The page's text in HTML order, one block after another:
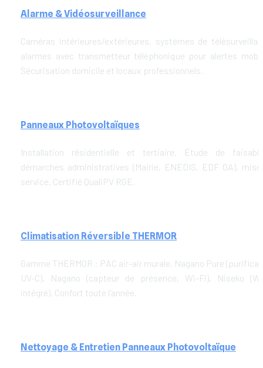
Alarme & Vidéosurveillance
Caméras intérieures/extérieures, systèmes de
alarmes avec transmetteur téléphonique pour alertes
Sécurisation domicile et locaux professionnels.
Panneaux Photovoltaïques
Installation résidentielle et tertiaire. Étude de
démarches administratives (Mairie, ENEDIS, EDF OA),
service. Certifié QualiPV RGE.
Climatisation Réversible THERMOR
Gamme THERMOR : PAC air-air murale, Nagano Pure
UV-C), Nagano (capteur de présence, Wi-Fi), Niseko
intégré). Confort toute l'année.
Nettoyage & Entretien Panneaux Photovoltaïque